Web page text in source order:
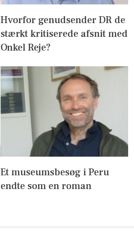
Hvorfor genudsender DR de
stærkt kritiserede afsnit med
Onkel Reje?
Et museumsbesøg i Peru
endte som en roman